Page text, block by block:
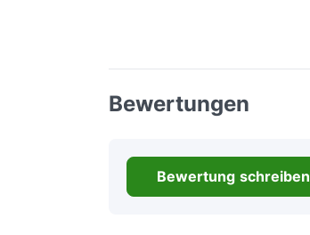
Bewertungen
Bewertung schreiben